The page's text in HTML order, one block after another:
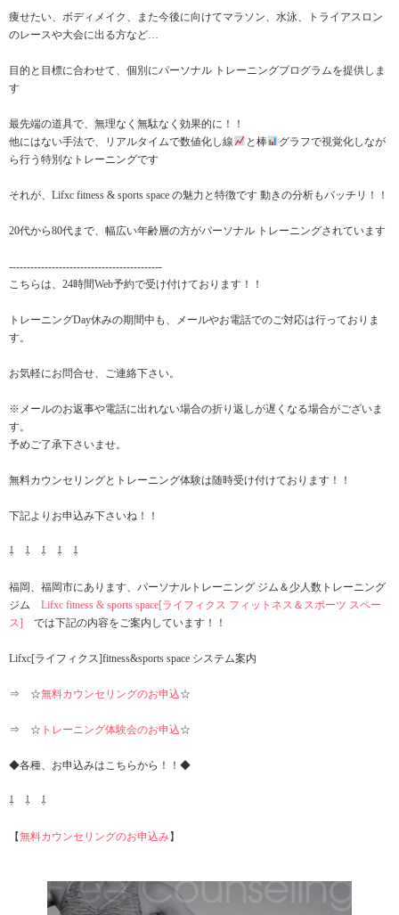
痩せたい、ボディメイク、また今後に向けてマラソン、水泳、トライアスロン
のレースや大会に出る方など…
目的と目標に合わせて、個別にパーソナル トレーニングプログラムを提供しま
す
最先端の道具で、無理なく無駄なく効果的に！！
他にはない手法で、リアルタイムで数値化し線
と棒
グラフで視覚化しなが
ら行う特別なトレーニングです
それが、Lifxc fitness & sports space の魅力と特徴です 動きの分析もバッチリ！！
20代から80代まで、幅広い年齢層の方がパーソナル トレーニングされています
-------------------------------------------
こちらは、24時間Web予約で受け付けております！！
トレーニングDay休みの期間中も、メールやお電話でのご対応は行っておりま
す。
お気軽にお問合せ、ご連絡下さい。
※メールのお返事や電話に出れない場合の折り返しが遅くなる場合がございま
す。
予めご了承下さいませ。
無料カウンセリングとトレーニング体験は随時受け付けております！！
下記よりお申込み下さいね！！
⇩ ⇩ ⇩ ⇩ ⇩
福岡、福岡市にあります、パーソナルトレーニング ジム＆少人数トレーニング
ジム Lifxc fitness & sports space[ライフィクス フィットネス＆スポーツ スペー
ス] では下記の内容をご案内しています！！
Lifxc[ライフィクス]fitness&sports space システム案内
⇒ ☆無料カウンセリングのお申込☆
⇒ ☆ トレーニング体験会のお申込☆
◆各種、お申込みはこちらから！！◆
⇩ ⇩ ⇩
【無料カウンセリングのお申込み】